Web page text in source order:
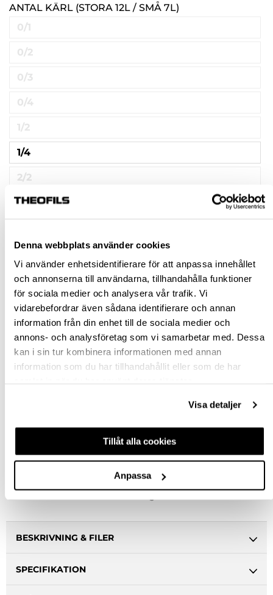
Denna webbplats använder cookies
Vi använder enhetsidentifierare för att anpassa innehållet
och annonserna till användarna, tillhandahålla funktioner
för sociala medier och analysera vår trafik. Vi
vidarebefordrar även sådana identifierare och annan
information från din enhet till de sociala medier och
annons- och analysföretag som vi samarbetar med. Dessa
kan i sin tur kombinera informationen med annan
information som du har tillhandahållit eller som de har
Visa detaljer
Tillåt alla cookies
Anpassa
ANTAL KÄRL (STORA 12L / SMÅ 7L)
0/1
0/2
0/3
0/4
1/2
1/4
2/2
1 695,00 kr inkl. moms
Pris / 1 förp: 1 695,00 kr
förp
KÖP
Slut i lager
Snabba leveranser
BESKRIVNING & FILER
SPECIFIKATION